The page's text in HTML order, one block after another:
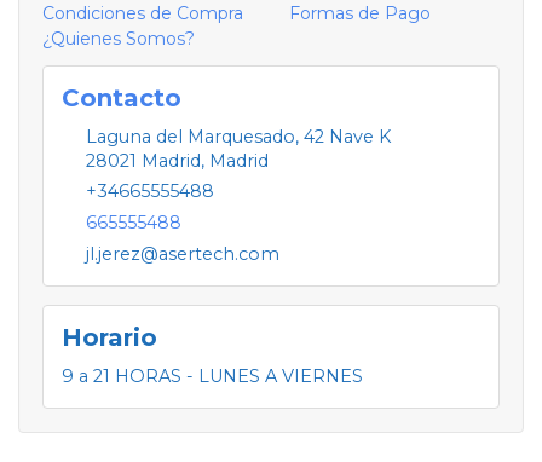
Condiciones de Compra
Formas de Pago
¿Quienes Somos?
Contacto
Laguna del Marquesado, 42 Nave K
28021 Madrid, Madrid
+34665555488
665555488
jl.jerez@asertech.com
Horario
9 a 21 HORAS - LUNES A VIERNES